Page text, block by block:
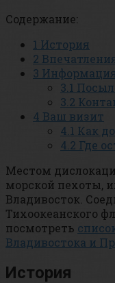
Содержание:
1 История
2
3
3.1
3.2
4 Ваш визит
4.1 Как
4.2 Где
Местом
морской пехоты,
Владивосток.
Тихоокеанского
посмотреть
Владивостока и
История